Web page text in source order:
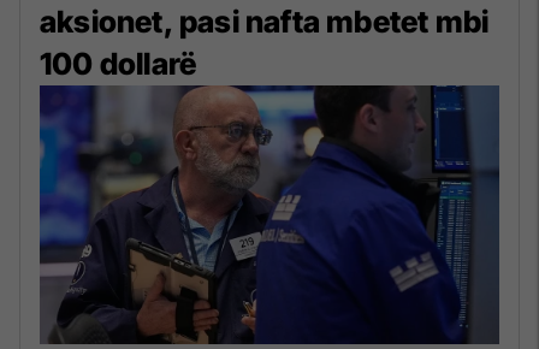
aksionet, pasi nafta mbetet mbi
100 dollarë